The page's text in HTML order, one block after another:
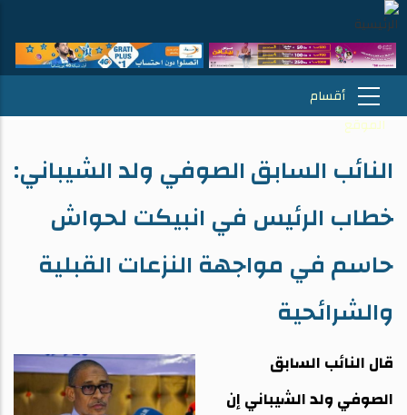
النائب السابق الصوفي ولد الشيباني:
خطاب الرئيس في انبيكت لحواش
حاسم في مواجهة النزعات القبلية
والشرائحية
قال النائب السابق
الصوفي ولد الشيباني إن